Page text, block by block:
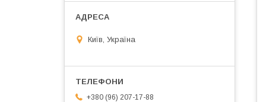
Київ, Україна
+380 (96) 207-17-88